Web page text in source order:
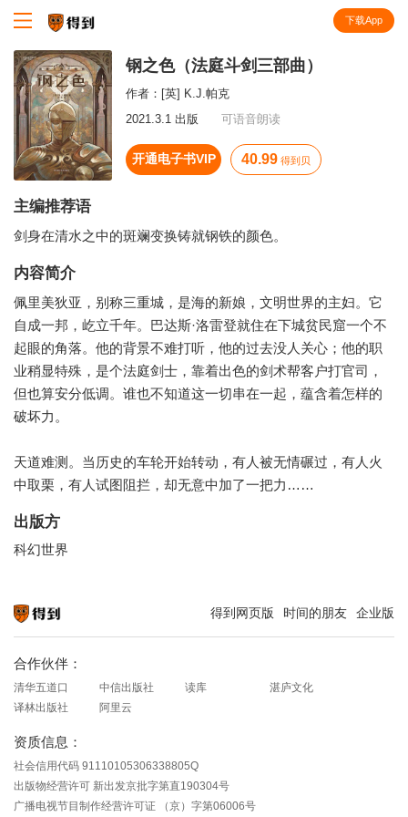
下载App
钢之色（法庭斗剑三部曲）
作者： [英] K.J.帕克
2021.3.1 出版
可语音朗读
开通电子书VIP 40.99 得到贝
主编推荐语
剑身在清水之中的斑斓变换铸就钢铁的颜色。
内容简介
佩里美狄亚，别称三重城，是海的新娘，文明世界的主妇。它
自成一邦，屹立千年。巴达斯·洛雷登就住在下城贫民窟一个不
起眼的角落。他的背景不难打听，他的过去没人关心；他的职
业稍显特殊，是个法庭剑士，靠着出色的剑术帮客户打官司，
但也算安分低调。谁也不知道这一切串在一起，蕴含着怎样的
破坏力。
天道难测。当历史的车轮开始转动，有人被无情碾过，有人火
中取栗，有人试图阻拦，却无意中加了一把力……
出版方
科幻世界
得到网页版 时间的朋友 企业版
合作伙伴：
清华五道口 中信出版社 读库
湛庐文化
译林出版社
阿里云
资质信息：
社会信用代码 91110105306338805Q
出版物经营许可 新出发京批字第直190304号
广播电视节目制作经营许可证 （京）字第06006号